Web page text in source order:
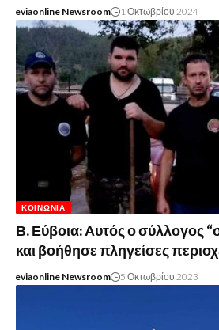
eviaonline Newsroom 1 Οκτωβρίου 2024
ΚΟΙΝΩΝΊΑ
Β. Εύβοια: Αυτός ο σύλλογος
και βοήθησε πληγείσες
eviaonline Newsroom 5 Οκτωβρίου 2023